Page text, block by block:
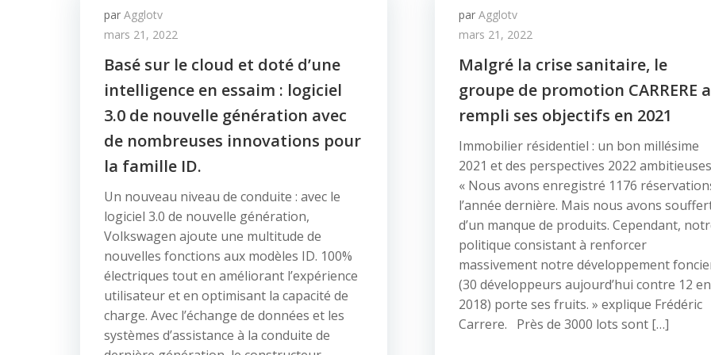
par Agglotv
mars 21, 2022
Basé sur le cloud et doté d’une
intelligence en essaim : logiciel
3.0 de nouvelle génération avec
de nombreuses innovations pour
la famille ID.
Un nouveau niveau de conduite : avec le
logiciel 3.0 de nouvelle génération,
Volkswagen ajoute une multitude de
nouvelles fonctions aux modèles ID. 100%
électriques tout en améliorant l’expérience
utilisateur et en optimisant la capacité de
charge. Avec l’échange de données et les
systèmes d’assistance à la conduite de
par Agglotv
mars 21, 2022
Malgré la crise sanitaire, le
groupe de promotion CARRERE a
rempli ses objectifs en 2021
Immobilier résidentiel : un bon millésime
2021 et des perspectives 2022 ambitieuses
« Nous avons enregistré 1176
l’année dernière. Mais nous avons
d’un manque de produits. Cependant,
politique consistant à renforcer
massivement notre développement
(30 développeurs aujourd’hui contre 12 en
2018) porte ses fruits. » explique Frédéric
Carrere. Près de 3000 lots sont […]